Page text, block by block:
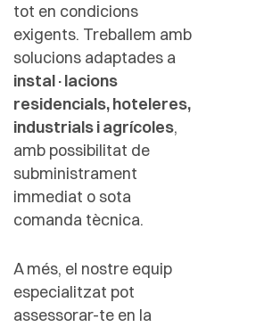
tot en condicions
exigents. Treballem amb
solucions adaptades a
instal·lacions
residencials, hoteleres,
industrials i agrícoles,
amb possibilitat de
subministrament
immediat o sota
comanda tècnica.
A més, el nostre equip
especialitzat pot
assessorar-te en la